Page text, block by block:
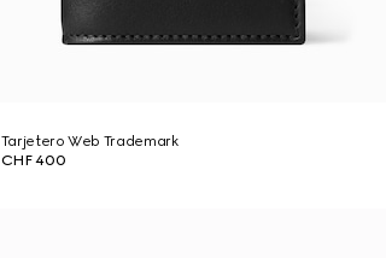
Tarjetero Web Trademark
CHF 400